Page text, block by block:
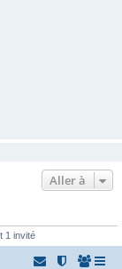
Aller à
1 invité